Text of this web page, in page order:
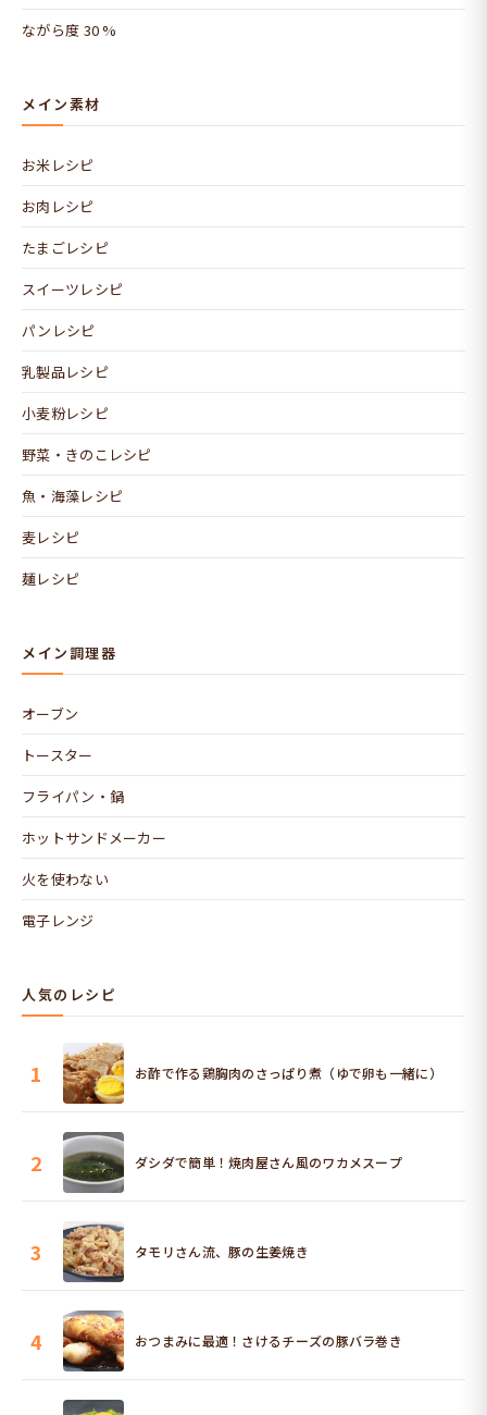
ながら度 30 %
メイン素材
お米レシピ
お肉レシピ
たまごレシピ
スイーツレシピ
パンレシピ
乳製品レシピ
小麦粉レシピ
野菜・きのこレシピ
魚・海藻レシピ
麦レシピ
麺レシピ
メイン調理器
オーブン
トースター
フライパン・鍋
ホットサンドメーカー
火を使わない
電子レンジ
人気のレシピ
1 お酢で作る鶏胸肉のさっぱり煮（ゆで卵も一緒に）
2 ダシダで簡単！焼肉屋さん風のワカメスープ
3 タモリさん流、豚の生姜焼き
4 おつまみに最適！さけるチーズの豚バラ巻き